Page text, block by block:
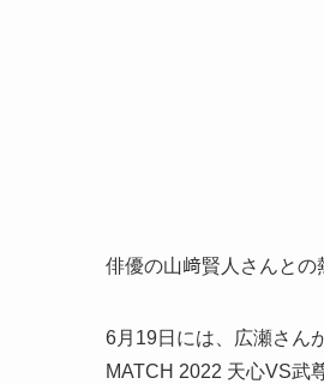
俳優の山﨑賢人さんとの
6月19日には、広瀬さん
MATCH 2022 天心VS武